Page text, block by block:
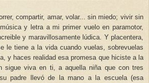
compartir, amar, volar... sin miedo; vivir sin
y letra a mi primer vuelo en paramotor,
y maravillosamente lúdica. Y placentera,
le tiene a la vida cuando vuelas, sobrevuelas
y haces realidad esa promesa que hiciste a la
sigue viva en ti, a aquella niña que con tres
padre llevó de la mano a la escuela (esa